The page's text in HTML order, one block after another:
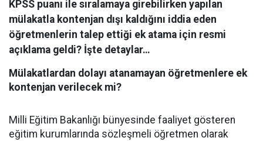
KPSS puanı ile sıralamaya girebilirken yapılan
mülakatla kontenjan dışı kaldığını iddia eden
öğretmenlerin talep ettiği ek atama için resmi
açıklama geldi? İşte detaylar…
Mülakatlardan dolayı atanamayan öğretmenlere ek
kontenjan verilecek mi?
Milli Eğitim Bakanlığı bünyesinde faaliyet gösteren
eğitim kurumlarında sözleşmeli öğretmen olarak